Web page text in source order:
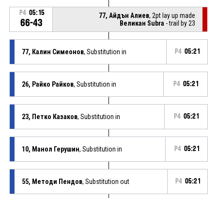
P4 05:15
66-43
77, Айдън Алиев, 2pt lay up made
Великан Subra - trail by 23
77, Калин Симеонов, Substitution in P4 05:21
26, Райко Райков, Substitution in P4 05:21
23, Петко Казаков, Substitution in P4 05:21
10, Манол Герушин, Substitution in P4 05:21
55, Методи Пендов, Substitution out P4 05:21